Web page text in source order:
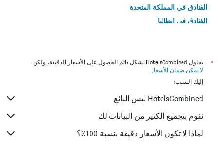
الفنادق في المملكة المتحدة
الفنادق في إيطاليا
*
يحاول HotelsCombined بشكل دائم الحصول على الأسعار الدقيقة، ولكن
لا يمكن ضمان الأسعار .
إليك السبب:
HotelsCombined ليس البائع
نقوم بتجميع الكثير من البيانات لك
لماذا لا تكون الأسعار دقيقة بنسبة 100٪؟